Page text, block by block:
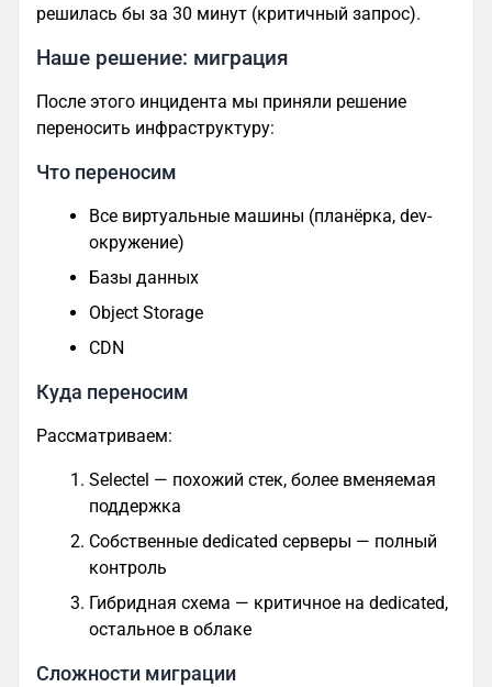
решилась бы за 30 минут (критичный запрос).
Наше решение: миграция
После этого инцидента мы приняли решение
переносить инфраструктуру:
Что переносим
Все виртуальные машины (планёрка, dev-
окружение)
Базы данных
Object Storage
CDN
Куда переносим
Рассматриваем:
Selectel — похожий стек, более вменяемая
поддержка
Собственные dedicated серверы — полный
контроль
Гибридная схема — критичное на dedicated,
остальное в облаке
Сложности миграции